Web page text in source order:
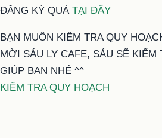
ĐĂNG KÝ QUÀ TẠI ĐÂY
BẠN MUỐN KIỂM TRA QUY
MỜI SÁU LY CAFE, SÁU SẼ KIỂM
GIÚP BẠN NHÉ ^^
KIỂM TRA QUY HOẠCH